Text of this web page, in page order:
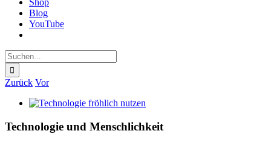
Shop
Blog
YouTube
Suche
nach:
Zurück Vor
Zeige
Bild
Technologie und Menschlichkeit